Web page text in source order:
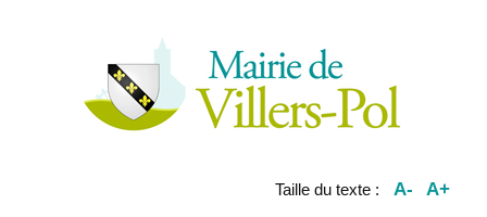
Taille du texte : A- A+